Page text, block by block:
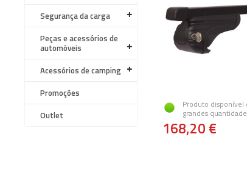
Segurança da carga
Peças e acessórios de
automóveis
Acessórios de camping
Promoções
Outlet
Produto disponível
grandes
168,20 €